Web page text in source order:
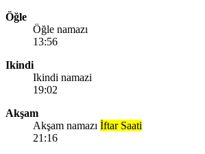
Öğle
Öğle namazı
13:56
Ikindi
Ikindi namazi
19:02
Akşam
Akşam namazı İftar Saati
21:16